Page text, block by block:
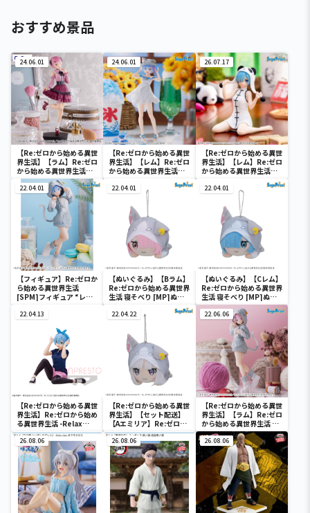
おすすめ景品
24.06.01
【Re:ゼロから始める異世
界生活】【ラム】Re:ゼロ
から始める異世界生活
Trio－Try－iT Figure
ーラム・ガーリーコーデ
24.06.01
【Re:ゼロから始める異世
界生活】【レム】Re:ゼロ
から始める異世界生活
Luminasta “レム”-に
ゃつの日-
26.07.17
【Re:ゼロから始める異世
界生活】【レム】Re:ゼロ
から始める異世界生活
Yumemirize ‐レム‐～
大熊猫～
22.04.01
【フィギュア】Re:ゼロか
ら始める異世界生活
[SPM]フィギュア “レ
22.04.01
【ぬいぐるみ】【Bラム】
Re:ゼロから始める異世界
生活 寝そべり [MP]ぬい
ぐるみ “エミリア＆ラム
＆レム”-大精霊パック-
22.04.01
【ぬいぐるみ】【Cレム】
Re:ゼロから始める異世界
生活 寝そべり [MP]ぬい
ぐるみ “エミリア＆ラム
＆レム”-大精霊パック-
22.04.13
【Re:ゼロから始める異世
界生活】Re:ゼロから始め
る異世界生活 -Relax
time-レム Training
style ver.
22.04.22
【Re:ゼロから始める異世
界生活】【セット配送】
【Aエミリア】Re:ゼロか
ら始める異世界生活 寝そ
べり [MP]ぬいぐるみ “エ
ミリア＆ラム＆レム”-大
精霊パック-
22.06.06
【Re:ゼロから始める異世
界生活】【ラム】Re:ゼロ
から始める異世界生活 フ
ィギュア“ラム”-大精霊パ
ック-
26.08.06 26.08.06 26.08.06